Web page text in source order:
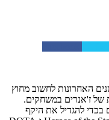
האחרונות לחשוב מחוץ
של ז'אנרים במשחקים.
בכדי להגדיל את היקף